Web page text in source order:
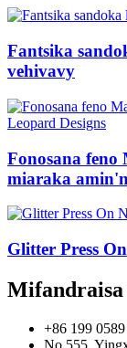
Fantsika
vehivavy
Fonosana
miaraka
Glitter Press
Mifandraisa
+86 199
No.555,